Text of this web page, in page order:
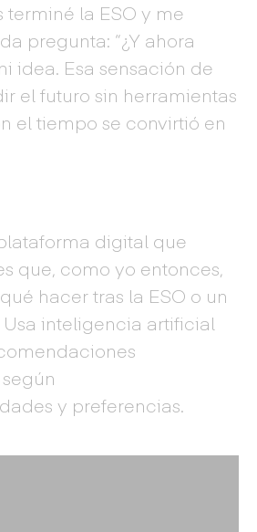
terminé la ESO y me
pregunta: “¿Y ahora
idea. Esa sensación de
el futuro sin herramientas
el tiempo se convirtió en
digital que
que, como yo entonces,
hacer tras la ESO o un
inteligencia artificial
y preferencias.